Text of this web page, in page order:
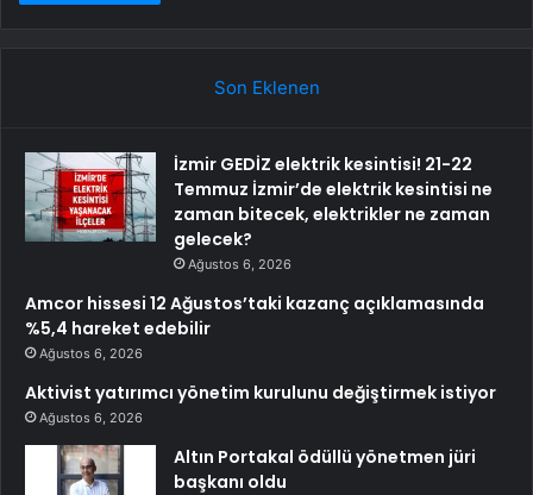
Son Eklenen
İzmir GEDİZ elektrik kesintisi! 21-22
Temmuz İzmir’de elektrik kesintisi ne
zaman bitecek, elektrikler ne zaman
gelecek?
Ağustos 6, 2026
Amcor hissesi 12 Ağustos’taki kazanç açıklamasında
%5,4 hareket edebilir
Ağustos 6, 2026
Aktivist yatırımcı yönetim kurulunu değiştirmek istiyor
Ağustos 6, 2026
Altın Portakal ödüllü yönetmen jüri
başkanı oldu